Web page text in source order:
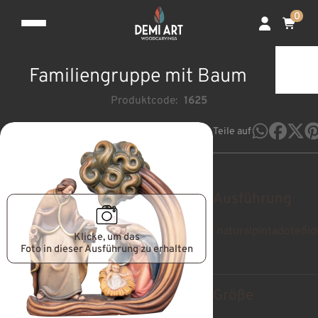
0
Familiengruppe mit Baum
Produktcode: 1625
Klicke, um das
Foto in dieser Ausführung zu erhalten
Teile auf